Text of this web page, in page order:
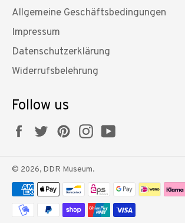
Allgemeine Geschäftsbedingungen
Impressum
Datenschutzerklärung
Widerrufsbelehrung
Follow us
FacebookTwitterPinterestInstagram
© 2026, DDR Museum.
Zahlungsmethoden